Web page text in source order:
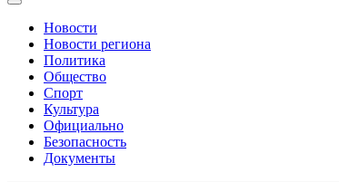
Новости
Новости региона
Политика
Общество
Спорт
Культура
Официально
Безопасность
Документы